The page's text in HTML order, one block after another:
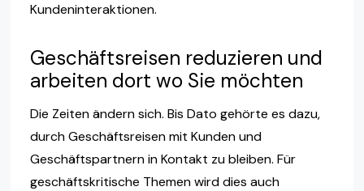
Kundeninteraktionen.
Geschäftsreisen reduzieren und
arbeiten dort wo Sie möchten
Die Zeiten ändern sich. Bis Dato gehörte es dazu,
durch Geschäftsreisen mit Kunden und
Geschäftspartnern in Kontakt zu bleiben. Für
geschäftskritische Themen wird dies auch